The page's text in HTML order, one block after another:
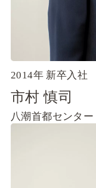
2014年 新卒入社
市村 慎司
八潮首都センター